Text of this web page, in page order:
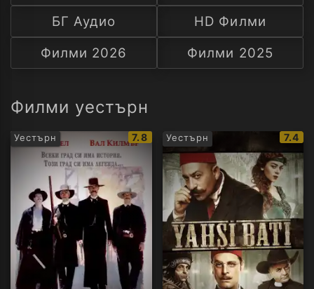
С
А
БГ Аудио
HD Филми
Филми 2026
Филми 2025
Филми уестърн
Уестърн
IMDb
рейтинг:
7.8 Уестърн
IMDb
7.4